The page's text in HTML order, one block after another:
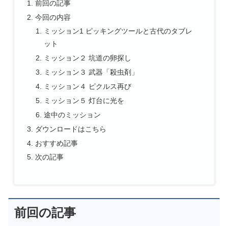
前回の記事
今回の内容
ミッション1 ピッキングツールと古代のタブレ
ット
ミッション２ 坑道の卵探し
ミッション３ 武器「殺虫剤」
ミッション４ ピクルス再び
ミッション５ 灯台に光を
途中のミッション
ダウンロードはこちら
おすすめ記事
次の記事
前回の記事